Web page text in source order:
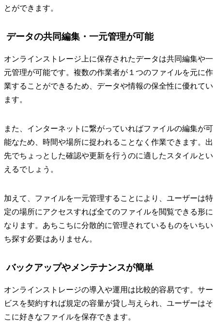
とができます。
データの共同編集・一元管理が可能
オンラインストレージ上に保存されたデータは共同編集や一
元管理が可能です。複数の作業者が１つのファイルを元に作
業することができるため、データや情報の保全性に優れてい
ます。
また、インターネットに繋がっていればファイルの編集が可
能なため、時間や場所に捉われることなく作業できます。出
先でちょっとした確認や更新を行うのに適したスタイルとい
えるでしょう。
加えて、ファイルを一元管理することにより、ユーザーは特
定の場所にアクセスすれば全てのファイルを閲覧できる形に
なります。あちこちに分散的に管理されているものをいちい
ち探す必要はありません。
バックアップやメンテナンスが簡単
オンラインストレージの導入や運用は比較的容易です。サー
ビスを契約すれば規定の容量が貸し与えられ、ユーザーはそ
こに好きなファイルを保存できます。